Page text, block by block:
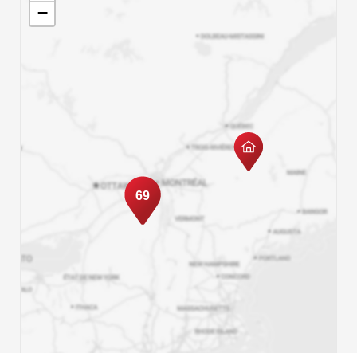
69
−